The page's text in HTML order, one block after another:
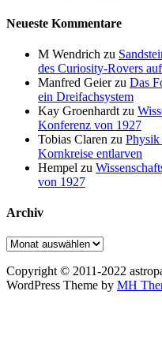
Neueste Kommentare
M Wendrich zu
des Curiosity-Rovers
Manfred Geierzu Das
ein Dreifachsystem
Kay Groenhardt zu
Konferenz von 1927
Tobias Claren zu Physik
Kornkreise entlarven
Hempel zu
von 1927
Archiv
Archiv
Copyright © 2011-2022
WordPress Theme by MH